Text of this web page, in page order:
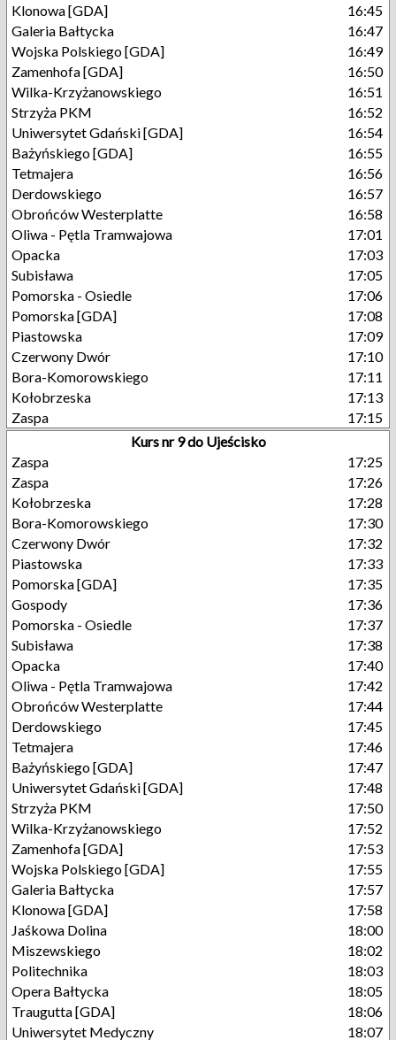
Klonowa [GDA]
16:45
Galeria Bałtycka
16:47
Wojska Polskiego [GDA]
16:49
Zamenhofa [GDA]
16:50
Wilka-Krzyżanowskiego
16:51
Strzyża PKM
16:52
Uniwersytet Gdański [GDA]
16:54
Bażyńskiego [GDA]
16:55
Tetmajera
16:56
Derdowskiego
16:57
Obrońców Westerplatte
16:58
Oliwa - Pętla Tramwajowa
17:01
Opacka
17:03
Subisława
17:05
Pomorska - Osiedle
17:06
Pomorska [GDA]
17:08
Piastowska
17:09
Czerwony Dwór
17:10
Bora-Komorowskiego
17:11
Kołobrzeska
17:13
Zaspa
17:15
Kurs nr 9 do Ujeścisko
Zaspa
17:25
Zaspa
17:26
Kołobrzeska
17:28
Bora-Komorowskiego
17:30
Czerwony Dwór
17:32
Piastowska
17:33
Pomorska [GDA]
17:35
Gospody
17:36
Pomorska - Osiedle
17:37
Subisława
17:38
Opacka
17:40
Oliwa - Pętla Tramwajowa
17:42
Obrońców Westerplatte
17:44
Derdowskiego
17:45
Tetmajera
17:46
Bażyńskiego [GDA]
17:47
Uniwersytet Gdański [GDA]
17:48
Strzyża PKM
17:50
Wilka-Krzyżanowskiego
17:52
Zamenhofa [GDA]
17:53
Wojska Polskiego [GDA]
17:55
Galeria Bałtycka
17:57
Klonowa [GDA]
17:58
Jaśkowa Dolina
18:00
Miszewskiego
18:02
Politechnika
18:03
Opera Bałtycka
18:05
Traugutta [GDA]
18:06
Uniwersytet Medyczny
18:07